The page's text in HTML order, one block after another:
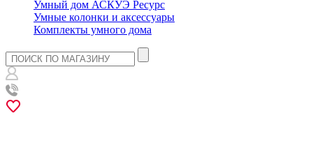
Умный дом АСКУЭ Ресурс
Умные колонки и аксессуары
Комплекты умного дома